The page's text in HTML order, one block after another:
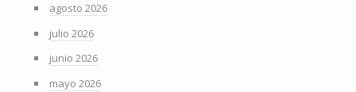
agosto 2026
julio 2026
junio 2026
mayo 2026